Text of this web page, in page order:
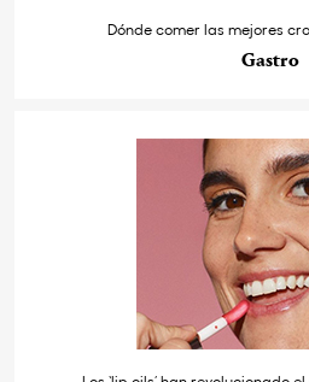
Dónde comer las mejores
Gastro